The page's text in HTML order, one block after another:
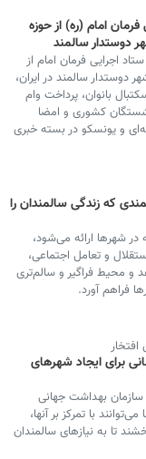
امام (ره) از حوزه
دوستدار سالمند
تومانی ستاد اجرایی فرمان امام از
سالمند در ایران،
بانوان، پرداخت وام
بازنشستگان کشوری و امضا
و یونسکو در بسته خبری
که زندگی سالمندان را
در شهرها ارائه می‌شود،
و تعامل اجتماعی،
و محیط فراگیر و سالم‌تری
فراهم آورد.
برای ایجاد شهرهای
بهداشت جهانی
با تمرکز بر آنها،
تا به نیازهای سالمندان